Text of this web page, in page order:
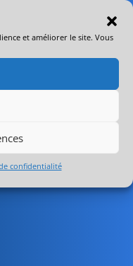
et améliorer le site. Vous
confidentialité